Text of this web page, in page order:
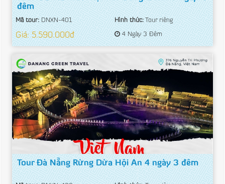
đêm
Mã tour:DNXN-401 Hình thức:Tour riêng
Giá: 5.590.000đ 4 Ngày 3 Đêm
Tour Đà Nẵng Rừng Dừa Hội An 4 ngày 3 đêm